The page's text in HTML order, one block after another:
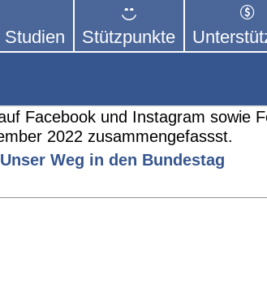
der sich – mit dem
Angehörige kümmert.
Studien Stützpunkte
Bundestag”
Facebook und Instagram sowie
2022 zusammengefassst.
Unser Weg in den Bundestag